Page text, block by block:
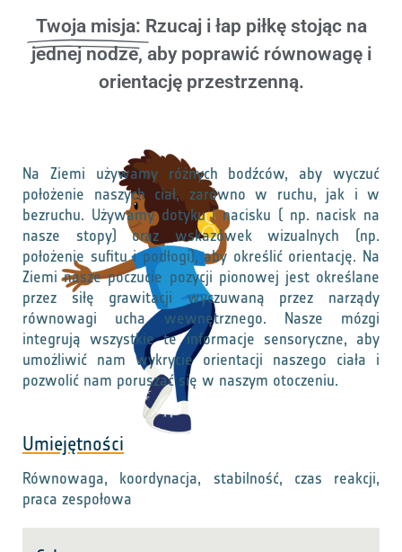
Twoja misja: Rzucaj i łap piłkę stojąc na
jednej nodze, aby poprawić równowagę i
orientację przestrzenną.
Na Ziemi używamy różnych bodźców, aby wyczuć
położenie naszych ciał, zarówno w ruchu, jak i w
bezruchu. Używamy dotyku i nacisku ( np. nacisk na
nasze stopy) oraz wskazówek wizualnych (np.
położenie sufitu i podłogi), aby określić orientację. Na
Ziemi nasze poczucie pozycji pionowej jest określane
przez siłę grawitacji wyczuwaną przez narządy
równowagi ucha wewnętrznego. Nasze mózgi
integrują wszystkie te informacje sensoryczne, aby
umożliwić nam wykrycie orientacji naszego ciała i
pozwolić nam poruszać się w naszym otoczeniu.
Umiejętności
Równowaga, koordynacja, stabilność, czas reakcji,
praca zespołowa